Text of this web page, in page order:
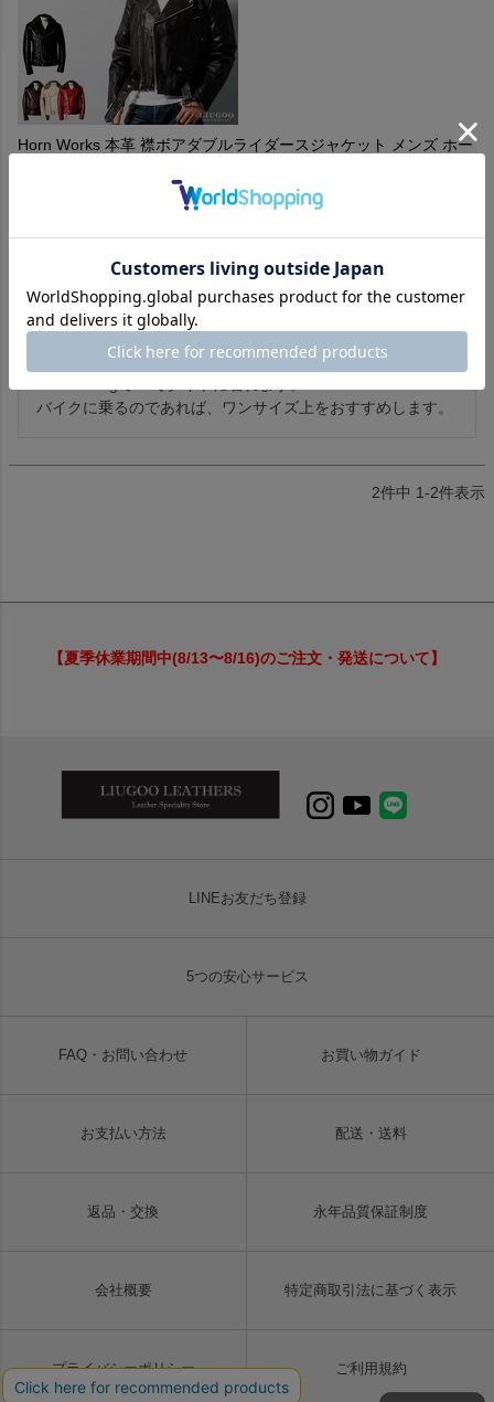
Horn Works 本革 襟ボアダブルライダースジャケット メンズ ホー
投稿日 2019/12/19
今回で3着目になります。
品質がいいのはわかっていましたが、2日で届いたのにはビ
タイトに着たかったので、サイズはばっちりです(^^)
バイクに乗るのであれば、ワンサイズ上をおすすめします。
2件中 1-2件表示
【夏季休業期間中(8/13〜8/16)のご注文・発送について】
LINEお友だち登録
5つの安心サービス
FAQ・お問い合わせ お買い物ガイド
お支払い方法 配送・送料
返品・交換 永年品質保証制度
会社概要 特定商取引法に基づく表示
プライバシーポリシー ご利用規約